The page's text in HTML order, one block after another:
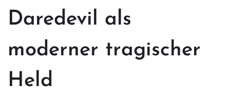
Daredevil als
moderner tragischer
Held